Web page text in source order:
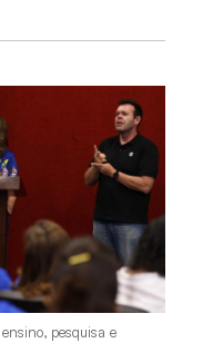
pesquisa e